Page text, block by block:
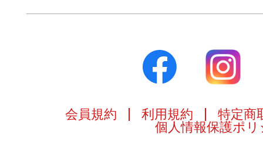
会員規約 利用規約
特定商
個人情報保護ポリ